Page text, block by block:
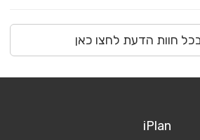
חוות הדעת לחצו כאן
iPlan